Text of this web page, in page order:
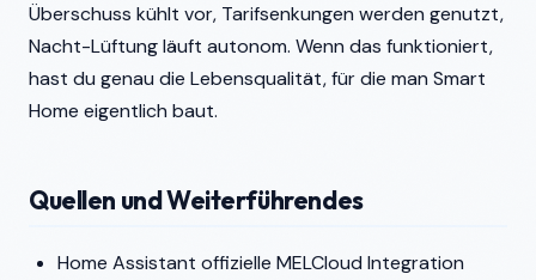
Überschuss kühlt vor, Tarifsenkungen werden genutzt,
Nacht-Lüftung läuft autonom. Wenn das funktioniert,
hast du genau die Lebensqualität, für die man Smart
Home eigentlich baut.
Quellen und Weiterführendes
Home Assistant offizielle MELCloud Integration